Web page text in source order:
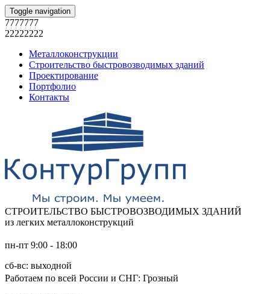
Toggle navigation
7777777
22222222
Металлоконструкции
Строительство быстровозводимых зданий
Проектирование
Портфолио
Контакты
СТРОИТЕЛЬСТВО БЫСТРОВОЗВОДИМЫХ ЗДАНИЙ
из легких металлоконструкций
пн-пт 9:00 - 18:00
сб-вс: выходной
Работаем по всей России и СНГ: Грозный